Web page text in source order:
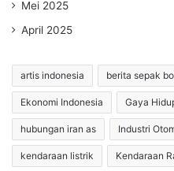
Mei 2025
April 2025
artis indonesia berita sepak
Ekonomi Indonesia Gaya
hubungan iran as Industri
kendaraan listrik Kendaraan